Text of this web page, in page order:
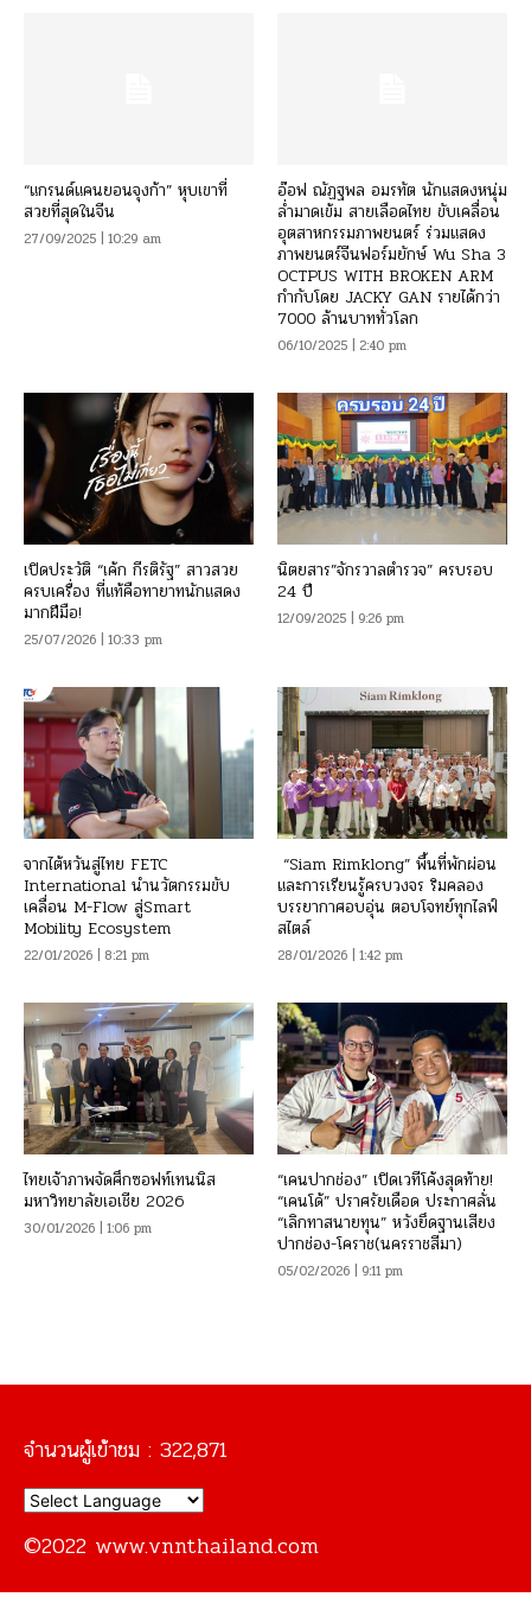
“แกรนด์แคนยอนจุงก้า” หุบเขาที่
สวยที่สุดในจีน
27/09/2025 | 10:29 am
อ๊อฟ ณัฏฐพล อมรทัต นักแสดงหนุ่ม
ล่ำมาดเข้ม สายเลือดไทย ขับเคลื่อน
อุตสาหกรรมภาพยนตร์ ร่วมแสดง
ภาพยนตร์จีนฟอร์มยักษ์ Wu Sha 3
OCTPUS WITH BROKEN ARM
กำกับโดย JACKY GAN รายได้กว่า
7000 ล้านบาททั่วโลก
06/10/2025 | 2:40 pm
เปิดประวัติ “เค้ก กีรติรัฐ” สาวสวย
ครบเครื่อง ที่แท้คือทายาทนักแสดง
มากฝีมือ!
25/07/2026 | 10:33 pm
นิตยสาร”จักรวาลตำรวจ” ครบรอบ
24 ปี
12/09/2025 | 9:26 pm
จากไต้หวันสู่ไทย FETC
International นำนวัตกรรมขับ
เคลื่อน M-Flow สู่Smart
Mobility Ecosystem
22/01/2026 | 8:21 pm
“Siam Rimklong” พื้นที่พักผ่อน
และการเรียนรู้ครบวงจร ริมคลอง
บรรยากาศอบอุ่น ตอบโจทย์ทุกไลฟ์
สไตล์
28/01/2026 | 1:42 pm
ไทยเจ้าภาพจัดศึกซอฟท์เทนนิส
มหาวิทยาลัยเอเชีย 2026
30/01/2026 | 1:06 pm
“เคนปากช่อง” เปิดเวทีโค้งสุดท้าย!
“เคนโด้” ปราศรัยเดือด ประกาศลั่น
“เลิกทาสนายทุน” หวังยึดฐานเสียง
ปากช่อง-โคราช(นครราชสีมา)
05/02/2026 | 9:11 pm
จำนวนผู้เข้าชม : 322,871
©2022 www.vnnthailand.com